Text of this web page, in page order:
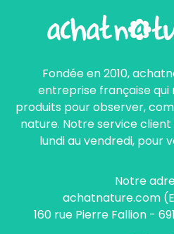
Fondée en 2010,
entreprise française qui
produits pour observer,
nature. Notre service
lundi au vendredi, pour
Notre
achatnature.com
160 rue Pierre Fallion -